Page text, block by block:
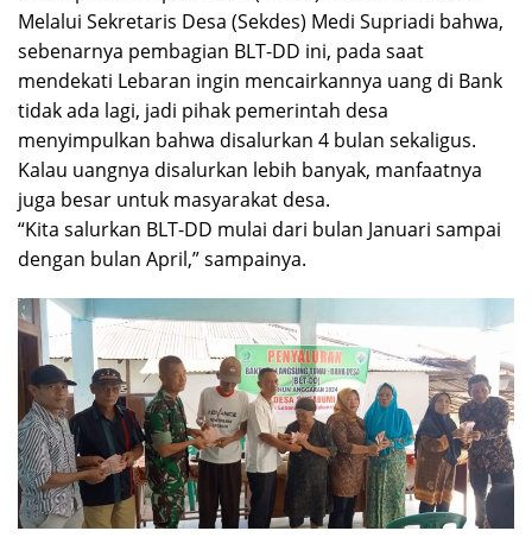
Melalui Sekretaris Desa (Sekdes) Medi Supriadi bahwa,
sebenarnya pembagian BLT-DD ini, pada saat
mendekati Lebaran ingin mencairkannya uang di Bank
tidak ada lagi, jadi pihak pemerintah desa
menyimpulkan bahwa disalurkan 4 bulan sekaligus.
Kalau uangnya disalurkan lebih banyak, manfaatnya
juga besar untuk masyarakat desa.
“Kita salurkan BLT-DD mulai dari bulan Januari sampai
dengan bulan April,” sampainya.